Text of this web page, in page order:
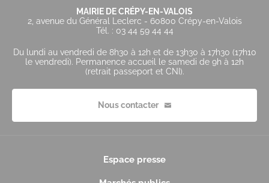
MAIRIE DE CRÉPY-EN-VALOIS
2, avenue du Général Leclerc - 60800 Crépy-en-Valois
Tél. : 03 44 59 44 44
Du lundi au vendredi de 8h30 à 12h et de 13h30 à 17h30 (17h10
le vendredi). Permanence accueil le samedi de 9h à 12h
(retrait passeport et CNI).
Nous contacter
Espace presse